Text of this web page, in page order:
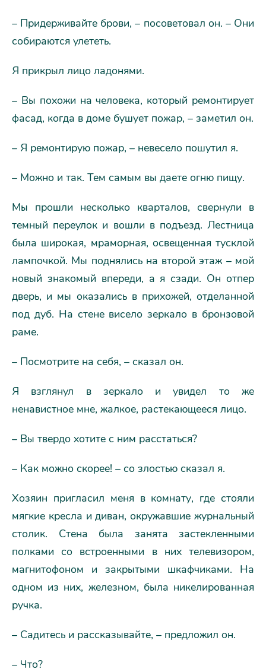
– Придерживайте брови, – посоветовал он. – Они
собираются улететь.
Я прикрыл лицо ладонями.
– Вы похожи на человека, который ремонтирует
фасад, когда в доме бушует пожар, – заметил он.
– Я ремонтирую пожар, – невесело пошутил я.
– Можно и так. Тем самым вы даете огню пищу.
Мы прошли несколько кварталов, свернули в
темный переулок и вошли в подъезд. Лестница
была широкая, мраморная, освещенная тусклой
лампочкой. Мы поднялись на второй этаж – мой
новый знакомый впереди, а я сзади. Он отпер
дверь, и мы оказались в прихожей, отделанной
под дуб. На стене висело зеркало в бронзовой
раме.
– Посмотрите на себя, – сказал он.
Я взглянул в зеркало и увидел то же
ненавистное мне, жалкое, растекающееся лицо.
– Вы твердо хотите с ним расстаться?
– Как можно скорее! – со злостью сказал я.
Хозяин пригласил меня в комнату, где стояли
мягкие кресла и диван, окружавшие журнальный
столик. Стена была занята застекленными
полками со встроенными в них телевизором,
магнитофоном и закрытыми шкафчиками. На
одном из них, железном, была никелированная
ручка.
– Садитесь и рассказывайте, – предложил он.
– Что?